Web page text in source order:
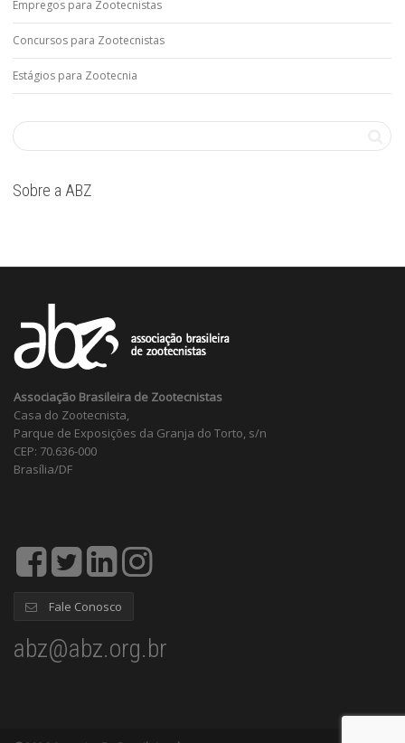
Empregos para Zootecnistas
Concursos para Zootecnistas
Estágios para Zootecnia
Sobre a ABZ
Associação Brasileira de Zootecnistas
Casa do Zootecnista,
Parque de Exposições da Granja do Torto, s/n
CEP: 70.636-000
Brasília/DF
Fale Conosco
abz@abz.org.br